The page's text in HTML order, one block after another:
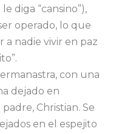
diga “cansino”),
operado, lo que
a nadie vivir en paz
con una
dejado en
Christian. Se
en el espejito